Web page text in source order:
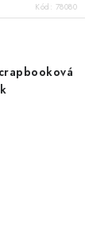
Kód: 78080